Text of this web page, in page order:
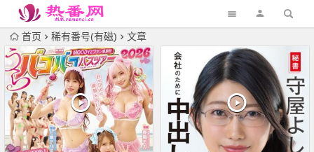
首页 稀有番号(有磁) 文章